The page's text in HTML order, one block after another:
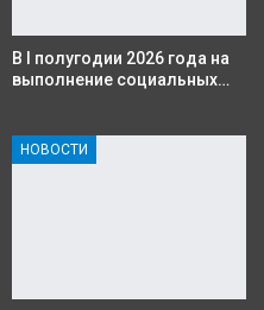
В I полугодии 2026 года на
выполнение социальных…
НОВОСТИ